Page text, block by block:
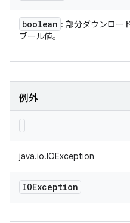
boolean : 部分ダウンロー
ブール値。
例外
java.io.IOException
IOException